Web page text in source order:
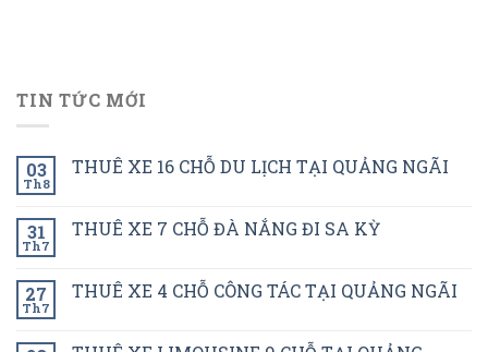
TIN TỨC MỚI
03
Th8
THUÊ XE 16 CHỖ DU LỊCH TẠI QUẢNG NGÃI
31
Th7
THUÊ XE 7 CHỖ ĐÀ NẮNG ĐI SA KỲ
27
Th7
THUÊ XE 4 CHỖ CÔNG TÁC TẠI QUẢNG NGÃI